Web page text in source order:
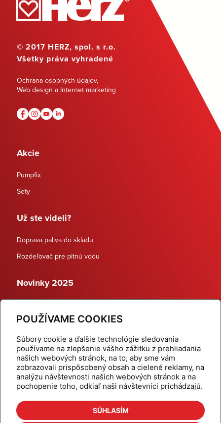
POUŽÍVAME COOKIES
Súbory cookie a ďalšie technológie sledovania
používame na zlepšenie vášho zážitku z prehliadania
našich webových stránok, na to, aby sme vám
zobrazovali prispôsobený obsah a cielené reklamy, na
analýzu návštevnosti našich webových stránok a na
pochopenie toho, odkiaľ naši návštevníci prichádzajú.
SÚHLASÍM
© 2017 HERZ, spol. s r.o.
Všetky práva vyhradené
Ochrana osobných údajov,
Web design a Internet marketing
Akcie
Pumpfix
Sety
Už ste videli?
Doprava paliva do skladu
Rozdeľovač pre pitnú vodu
Novinky 2025
Dynamické termostatické ventily
Domov
Produkty
Aktuality
Odber šikovné tipy
Kalkulačky
Cenníky
Na stiahnutie
Referencie